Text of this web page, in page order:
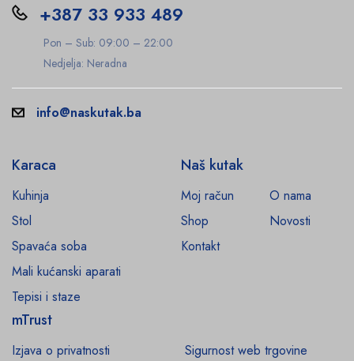
+387 33 933 489
Pon – Sub: 09:00 – 22:00
Nedjelja: Neradna
info@naskutak.ba
Karaca
Kuhinja
Stol
Spavaća soba
Mali kućanski aparati
Tepisi i staze
Naš kutak
Moj račun
O nama
Shop
Novosti
Kontakt
mTrust
Izjava o privatnosti Sigurnost web trgovine